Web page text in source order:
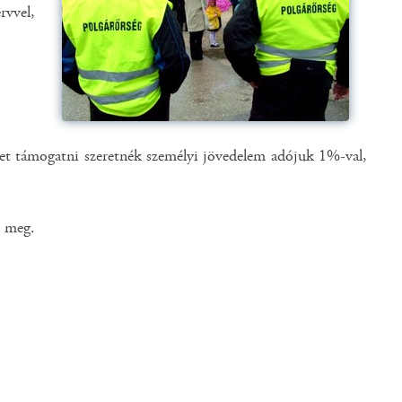
támogatni szeretnék személyi jövedelem adójuk 1%-val,
meg.